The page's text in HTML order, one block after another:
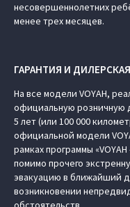
несовершеннолетних
менее трех месяцев.
ГАРАНТИЯ И
На все модели VOYAH,
официальную розничную
5 лет (или 100 000
официальной модели
рамках программы
помимо прочего
эвакуацию в ближайший
возникновении